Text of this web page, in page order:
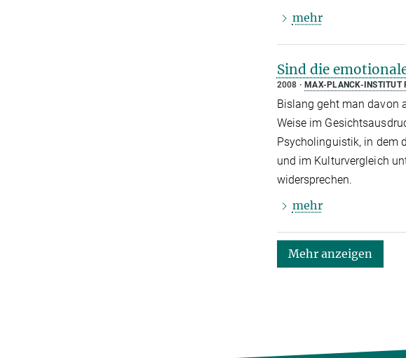
mehr
Sind die
2008 MAX-PLANCK-INSTITUT
Bislang geht man davon
Weise im
Psycholinguistik, in dem
und im Kulturvergleich
widersprechen.
mehr
Mehr anzeigen